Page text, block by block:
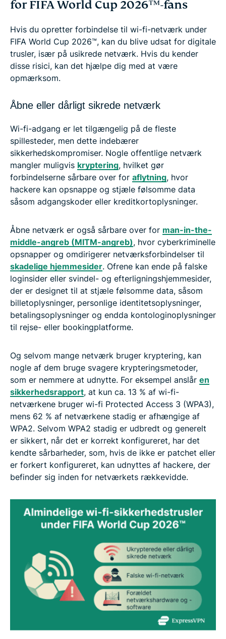
for FIFA World Cup 2026™-fans
Hvis du opretter forbindelse til wi-fi-netværk under
FIFA World Cup 2026™, kan du blive udsat for digitale
trusler, især på usikrede netværk. Hvis du kender
disse risici, kan det hjælpe dig med at være
opmærksom.
Åbne eller dårligt sikrede netværk
Wi-fi-adgang er let tilgængelig på de fleste
spillesteder, men dette indebærer
sikkerhedskompromiser. Nogle offentlige netværk
mangler muligvis kryptering, hvilket gør
forbindelserne sårbare over for aflytning, hvor
hackere kan opsnappe og stjæle følsomme data
såsom adgangskoder eller kreditkortoplysninger.
Åbne netværk er også sårbare over for man-in-the-
middle-angreb (MITM-angreb), hvor cyberkriminelle
opsnapper og omdirigerer netværksforbindelser til
skadelige hjemmesider. Ofrene kan ende på falske
loginsider eller svindel- og efterligningshjemmesider,
der er designet til at stjæle følsomme data, såsom
billetoplysninger, personlige identitetsoplysninger,
betalingsoplysninger og endda kontologinoplysninger
til rejse- eller bookingplatforme.
Og selvom mange netværk bruger kryptering, kan
nogle af dem bruge svagere krypteringsmetoder,
som er nemmere at udnytte. For eksempel anslår en
sikkerhedsrapport, at kun ca. 13 % af wi-fi-
netværkene bruger wi-fi Protected Access 3 (WPA3),
mens 62 % af netværkene stadig er afhængige af
WPA2. Selvom WPA2 stadig er udbredt og generelt
er sikkert, når det er korrekt konfigureret, har det
kendte sårbarheder, som, hvis de ikke er patchet eller
er forkert konfigureret, kan udnyttes af hackere, der
befinder sig inden for netværkets rækkevidde.